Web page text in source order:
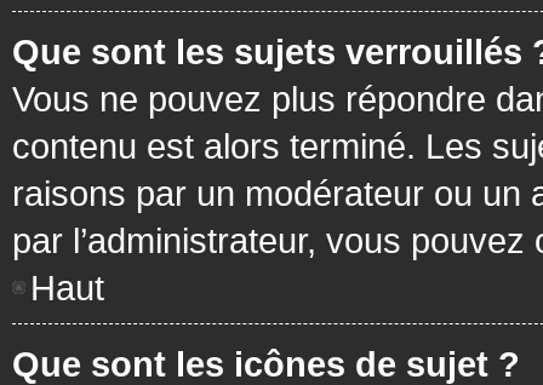
Que sont les sujets verrouillés
Vous ne pouvez plus répondre
contenu est alors terminé. Les
raisons par un modérateur ou un
par l’administrateur, vous
Haut
Que sont les icônes de sujet ?